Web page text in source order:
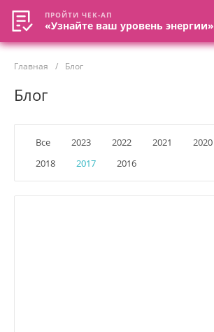
Главная / Блог
Блог
Все 2023 2022 2021 2020
2018
2017 2016
ПРОЙТИ ЧЕК-АП
«Узнайте ваш уровень энергии»
ПРОЙТИ ЧЕК-АП
«Узнайте ваш уровень энергии»